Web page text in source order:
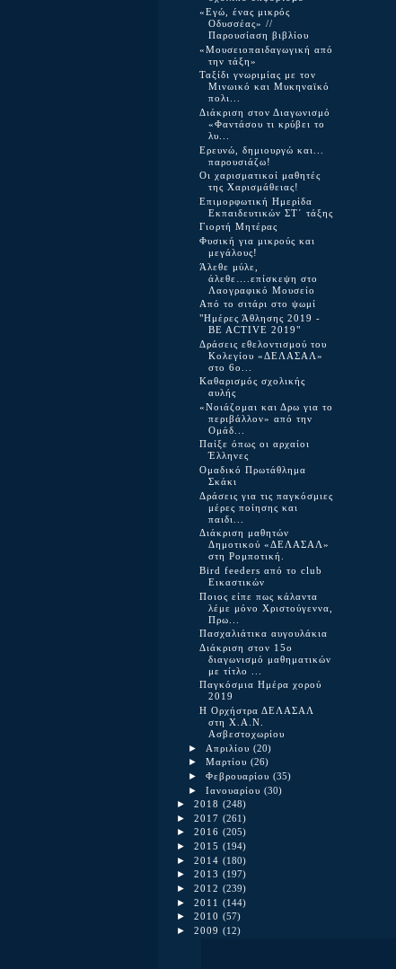
«Εγώ, ένας μικρός
Οδυσσέας» //
Παρουσίαση βιβλίου
«Μουσειοπαιδαγωγική από
την τάξη»
Ταξίδι γνωριμίας με τον
Μινωικό και Μυκηναϊκό
πολι...
Διάκριση στον Διαγωνισμό
«Φαντάσου τι κρύβει το
λυ...
Ερευνώ, δημιουργώ και...
παρουσιάζω!
Οι χαρισματικοί μαθητές
της Χαρισμάθειας!
Επιμορφωτική Ημερίδα
Εκπαιδευτικών ΣΤ΄ τάξης
Γιορτή Μητέρας
Φυσική για μικρούς και
μεγάλους!
Άλεθε μύλε,
άλεθε….επίσκεψη στο
Λαογραφικό Μουσείο
Από το σιτάρι στο ψωμί
"Ημέρες Άθλησης 2019 -
BE ACTIVE 2019"
Δράσεις εθελοντισμού του
Κολεγίου «ΔΕΛΑΣΑΛ»
στο 6o...
Καθαρισμός σχολικής
αυλής
«Νοιάζομαι και Δρω για το
περιβάλλον» από την
Ομάδ...
Παίξε όπως οι αρχαίοι
Έλληνες
Ομαδικό Πρωτάθλημα
Σκάκι
Δράσεις για τις παγκόσμιες
μέρες ποίησης και
παιδι...
Διάκριση μαθητών
Δημοτικού «ΔΕΛΑΣΑΛ»
στη Ρομποτική.
Bird feeders από το club
Εικαστικών
Ποιος είπε πως κάλαντα
λέμε μόνο Χριστούγεννα,
Πρω...
Πασχαλιάτικα αυγουλάκια
Διάκριση στον 15ο
διαγωνισμό μαθηματικών
με τίτλο ...
Παγκόσμια Ημέρα χορού
2019
Η Ορχήστρα ΔΕΛΑΣΑΛ
στη Χ.Α.Ν.
Ασβεστοχωρίου
► Απριλίου (20)
► Μαρτίου (26)
► Φεβρουαρίου (35)
► Ιανουαρίου (30)
► 2018 (248)
► 2017 (261)
► 2016 (205)
► 2015 (194)
► 2014 (180)
► 2013 (197)
► 2012 (239)
► 2011 (144)
► 2010 (57)
► 2009 (12)